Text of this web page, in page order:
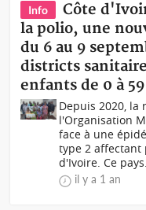
Info
Côte
la polio, une
du 6 au 9
districts
enfants de 0 à
Depuis 2020, la
l'Organisation
face à une
type 2 affectant
d'Ivoire. Ce
il y a 1 an